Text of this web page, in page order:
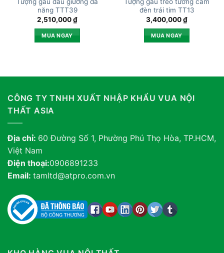
Tượng gấu đầu giường đa
năng TTT39
2,510,000₫
MUA NGAY
Tượng gấu treo tường cầm
đèn trái tim TT13
3,400,000₫
MUA NGAY
CÔNG TY TNHH XUẤT NHẬP KHẨU VUA NỘI
THẤT ASIA
Địa chỉ: 60 Đường Số 1, Phường Phú Thọ Hòa, TP.HCM,
Việt Nam
Điện thoại:0906891233
Email: tamltd@atpro.com.vn